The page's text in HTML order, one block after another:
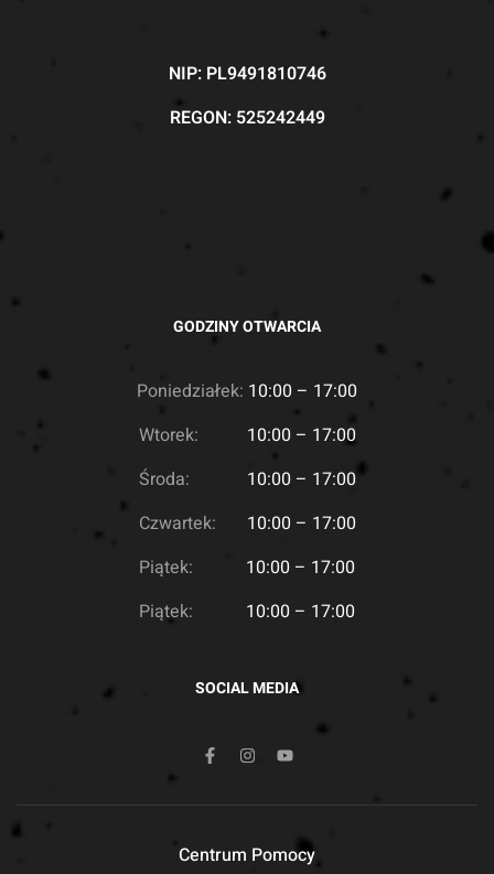
NIP: PL9491810746
REGON: 525242449
GODZINY OTWARCIA
Poniedziałek: 10:00 – 17:00
Wtorek: 10:00 – 17:00
Środa: 10:00 – 17:00
Czwartek: 10:00 – 17:00
Piątek: 10:00 – 17:00
Piątek: 10:00 – 17:00
SOCIAL MEDIA
Centrum Pomocy